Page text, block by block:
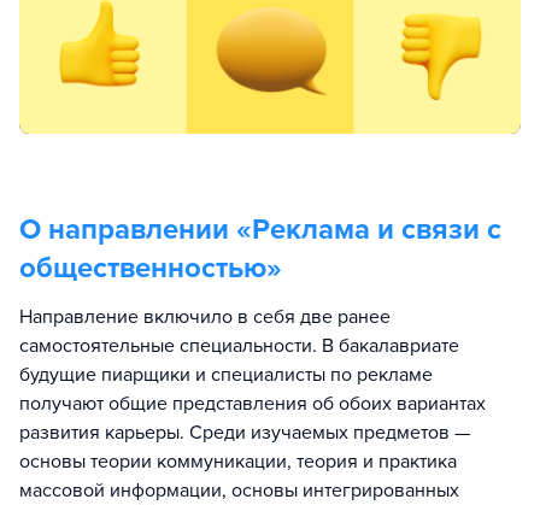
О направлении «Реклама и связи с
общественностью»
Направление включило в себя две ранее
самостоятельные специальности. В бакалавриате
будущие пиарщики и специалисты по рекламе
получают общие представления об обоих вариантах
развития карьеры. Среди изучаемых предметов —
основы теории коммуникации, теория и практика
массовой информации, основы интегрированных